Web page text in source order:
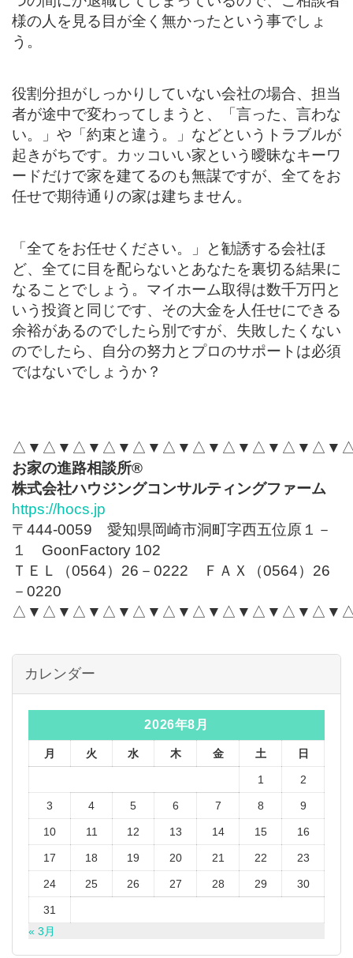
様の人を見る目が全く無かったという事でしょ
う。
役割分担がしっかりしていない会社の場合、担当
者が途中で変わってしまうと、「言った、言わな
い。」や「約束と違う。」などというトラブルが
起きがちです。カッコいい家という曖昧なキーワ
ードだけで家を建てるのも無謀ですが、全てをお
任せで期待通りの家は建ちません。
「全てをお任せください。」と勧誘する会社ほ
ど、全てに目を配らないとあなたを裏切る結果に
なることでしょう。マイホーム取得は数千万円と
いう投資と同じです、その大金を人任せにできる
余裕があるのでしたら別ですが、失敗したくない
のでしたら、自分の努力とプロのサポートは必須
ではないでしょうか？
お家の進路相談所®
株式会社ハウジングコンサルティングファーム
https://hocs.jp
〒444-0059 愛知県岡崎市洞町字西五位原１－
１ GoonFactory 102
ＴＥＬ（0564）26－0222 ＦＡＸ（0564）26
－0220
カレンダー
2026年8月
月 火 水 木 金 土 日
1 2
3 4 5 6 7 8 9
10 11 12 13 14 15 16
17 18 19 20 21 22 23
24 25 26 27 28 29 30
31
« 3月